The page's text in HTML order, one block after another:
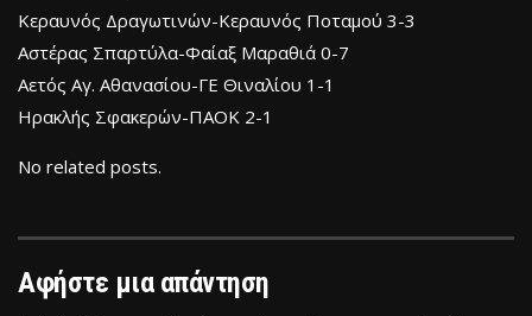
Κεραυνός Δραγωτινών-Κεραυνός Ποταμού 3-3
Αστέρας Σπαρτύλα-Φαίαξ Μαραθιά 0-7
Αετός Αγ. Αθανασίου-ΓΕ Θιναλίου 1-1
Ηρακλής Σφακερών-ΠΑΟΚ 2-1
No related posts.
Αφήστε μια απάντηση